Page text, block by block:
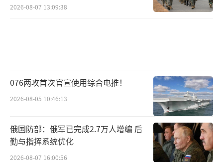
2026-08-07 13:09:38
076两攻首次官宣使用综合电推！
2026-08-05 10:46:13
俄国防部：俄军已完成2.7万人增编 后
勤与指挥系统优化
2026-08-07 16:00:56